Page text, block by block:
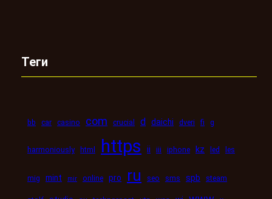
Теги
bb car casino com crucial d daichi dveri fi g
harmoniously html https ii iii iphone kz led les
mig mint mir online pro ru seo sms spb steam